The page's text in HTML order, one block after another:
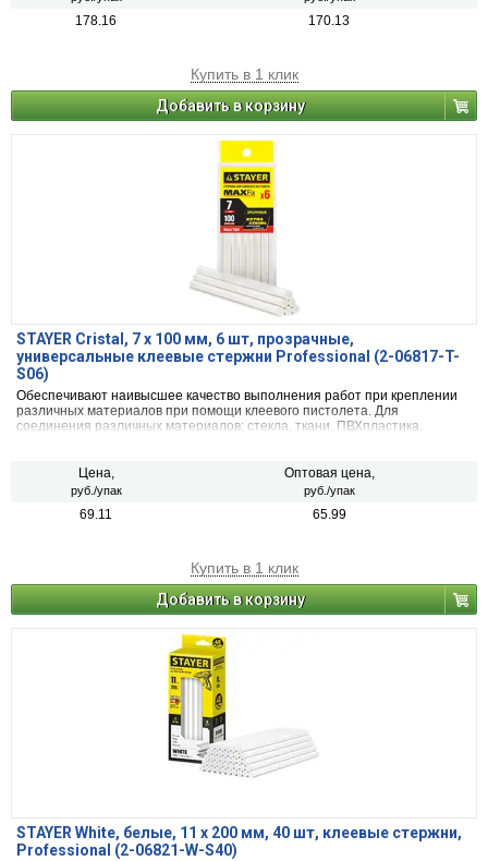
178.16 170.13
Купить в 1 клик
Добавить в корзину
STAYER Cristal, 7 х 100 мм, 6 шт, прозрачные,
универсальные клеевые стержни Professional (2-06817-T-
S06)
Обеспечивают наивысшее качество выполнения работ при креплении
различных материалов при помощи клеевого пистолета. Для
соединения различных материалов: стекла, ткани, ПВХпластика,
Цена,
руб./упак
Оптовая цена,
руб./упак
69.11 65.99
Купить в 1 клик
Добавить в корзину
STAYER White, белые, 11 х 200 мм, 40 шт, клеевые стержни,
Professional (2-06821-W-S40)